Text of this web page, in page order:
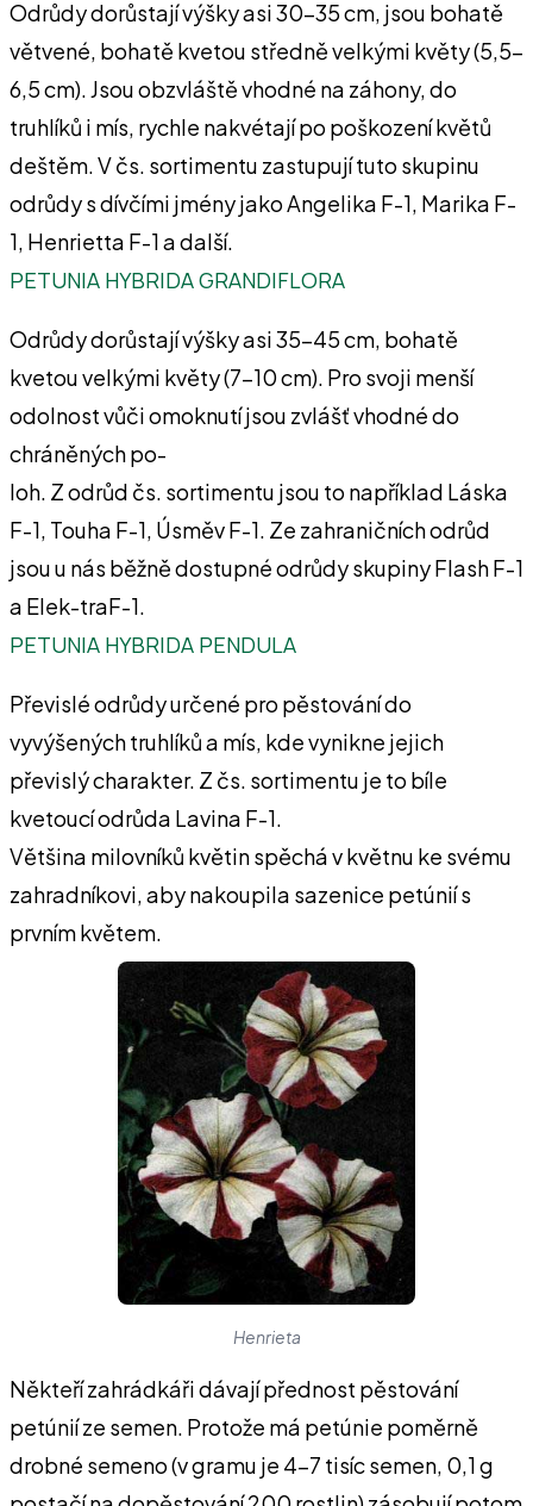
Odrůdy dorůstají výšky asi 30-35 cm, jsou bohatě
větvené, bohatě kvetou středně velkými květy (5,5-
6,5 cm). Jsou obzvláště vhodné na záhony, do
truhlíků i mís, rychle nakvétají po poškození květů
deštěm. V čs. sortimentu zastupují tuto skupinu
odrůdy s dívčími jmény jako Angelika F-1, Marika F-
1, Henrietta F-1 a další.
PETUNIA HYBRIDA GRANDIFLORA
Odrůdy dorůstají výšky asi 35-45 cm, bohatě
kvetou velkými květy (7-10 cm). Pro svoji menší
odolnost vůči omoknutí jsou zvlášť vhodné do
chráněných po-
loh. Z odrůd čs. sortimentu jsou to například Láska
F-1, Touha F-1, Úsměv F-1. Ze zahraničních odrůd
jsou u nás běžně dostupné odrůdy skupiny Flash F-1
a Elek-traF-1.
PETUNIA HYBRIDA PENDULA
Převislé odrůdy určené pro pěstování do
vyvýšených truhlíků a mís, kde vynikne jejich
převislý charakter. Z čs. sortimentu je to bíle
kvetoucí odrůda Lavina F-1.
Většina milovníků květin spěchá v květnu ke svému
zahradníkovi, aby nakoupila sazenice petúnií s
prvním květem.
Henrieta
Někteří zahrádkáři dávají přednost pěstování
petúnií ze semen. Protože má petúnie poměrně
drobné semeno (v gramu je 4-7 tisíc semen, 0,1 g